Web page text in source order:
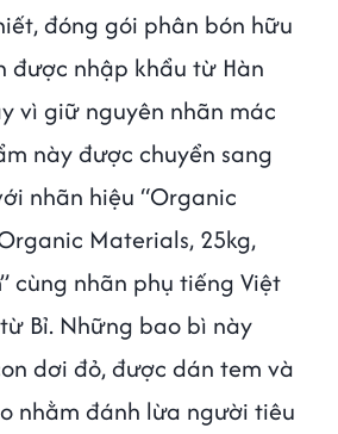
đóng gói phân bón hữu
được nhập khẩu từ Hàn
vì giữ nguyên nhãn mác
này được chuyển sang
nhãn hiệu “Organic
Materials, 25kg,
cùng nhãn phụ tiếng Việt
Bỉ. Những bao bì này
dơi đỏ, được dán tem và
nhằm đánh lừa người tiêu